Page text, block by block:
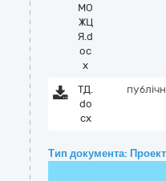
МО
ЖЦ
Я.d
oc
x
ТД.
do
cx
Тип документа: